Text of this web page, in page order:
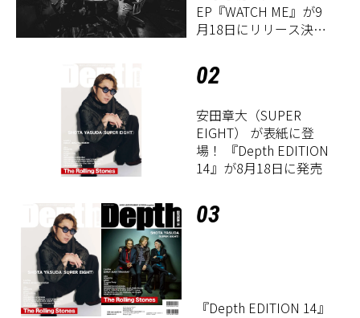
EP『WATCH ME』が9
月18日にリリース決
02
安田章大（SUPER
EIGHT） が表紙に登
場！ 『Depth EDITION
14』が8月18日に発売
03
『Depth EDITION 14』